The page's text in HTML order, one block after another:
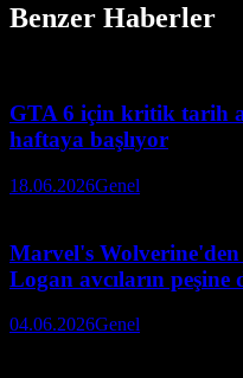
Benzer Haberler
GTA 6 için kritik tarih
haftaya başlıyor
18.06.2026Genel
Marvel's
Logan avcıların peşine
04.06.2026Genel